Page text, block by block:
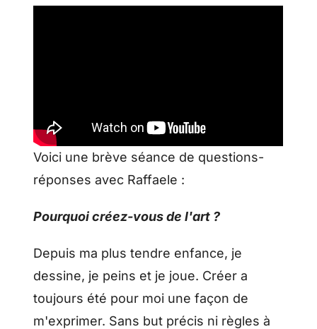
Voici une brève séance de questions-
réponses avec Raffaele :
Pourquoi créez-vous de l'art ?
Depuis ma plus tendre enfance, je
dessine, je peins et je joue. Créer a
toujours été pour moi une façon de
m'exprimer. Sans but précis ni règles à